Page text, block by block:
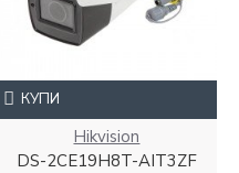
Hikvision
DS-2CE19H8T-AIT3ZF
КУПИ